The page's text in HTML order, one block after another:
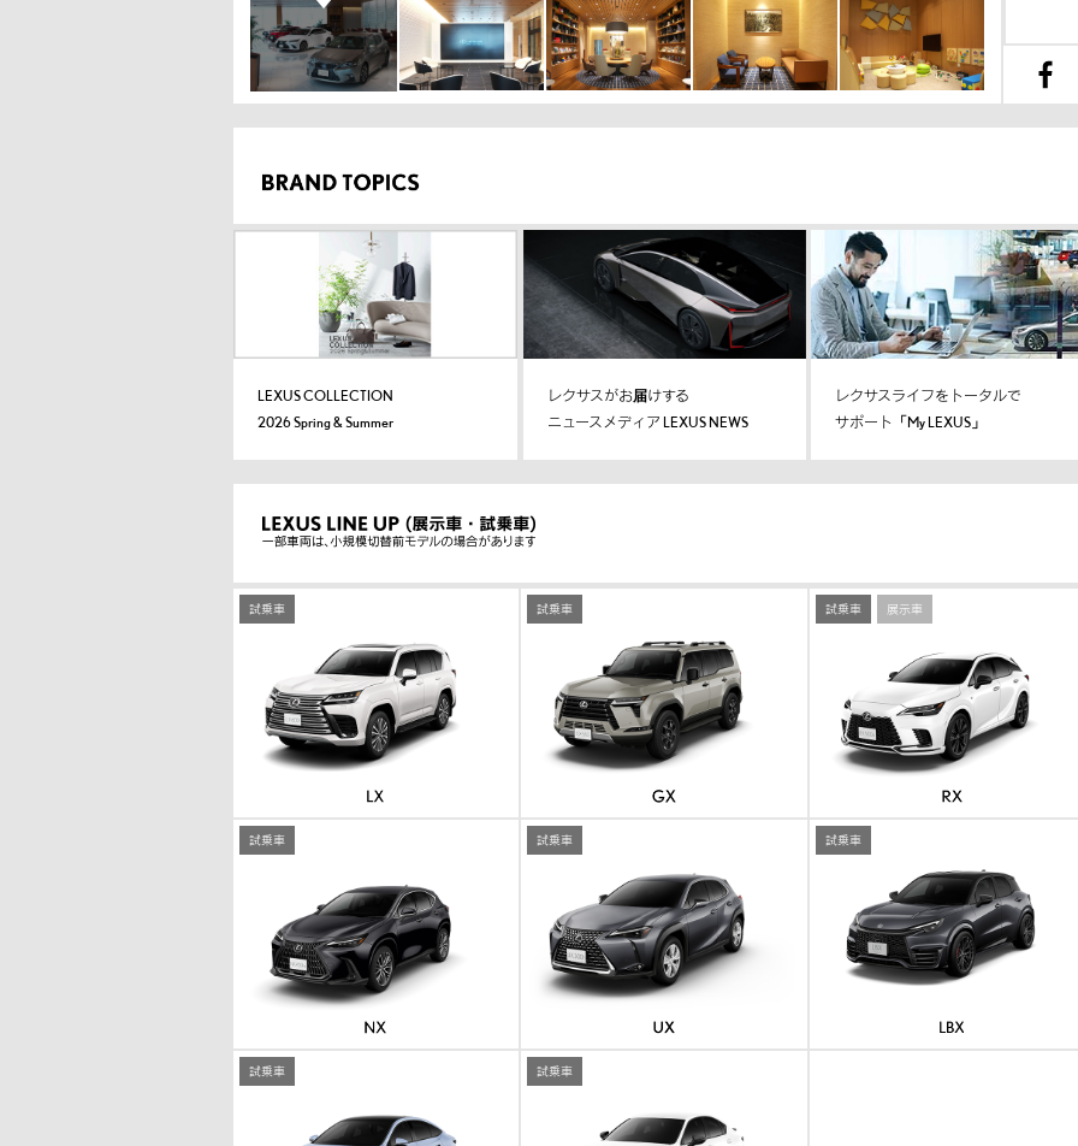
LEXUS COLLECTION
2026 Spring & Summer
レクサスがお届けする
ニュースメディア LEXUS NEWS
レクサスライフをトータルで
サポート「My LEXUS」
試乗車 試乗車 試乗車 展示車
試乗車 試乗車 試乗車
試乗車 試乗車